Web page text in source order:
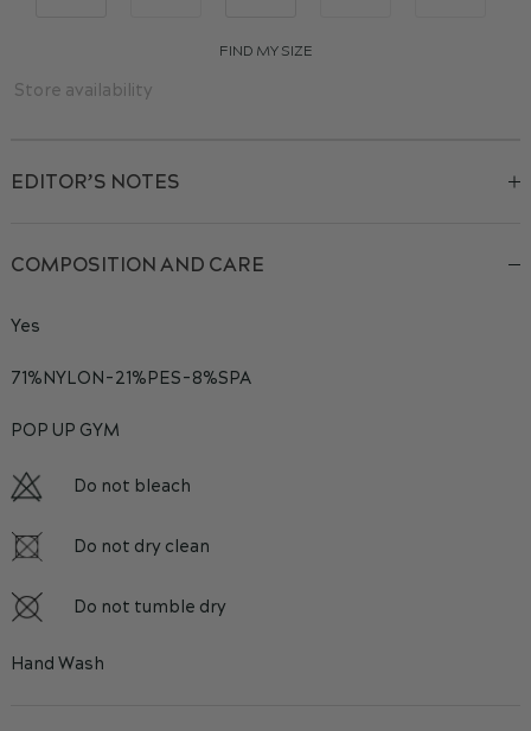
FIND MY SIZE
Store availability
EDITOR’S NOTES
COMPOSITION AND CARE
Yes
71%NYLON-21%PES-8%SPA
POP UP GYM
Do not bleach
Do not dry clean
Do not tumble dry
Hand Wash